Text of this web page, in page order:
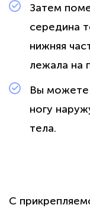
Затем
середина
нижняя
лежала на
Вы можете
ногу
тела.
С